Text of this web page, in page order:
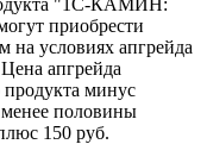
"1C-КАМИН:
приобрести
условиях апгрейда
апгрейда
продукта минус
менее половины
150 руб.